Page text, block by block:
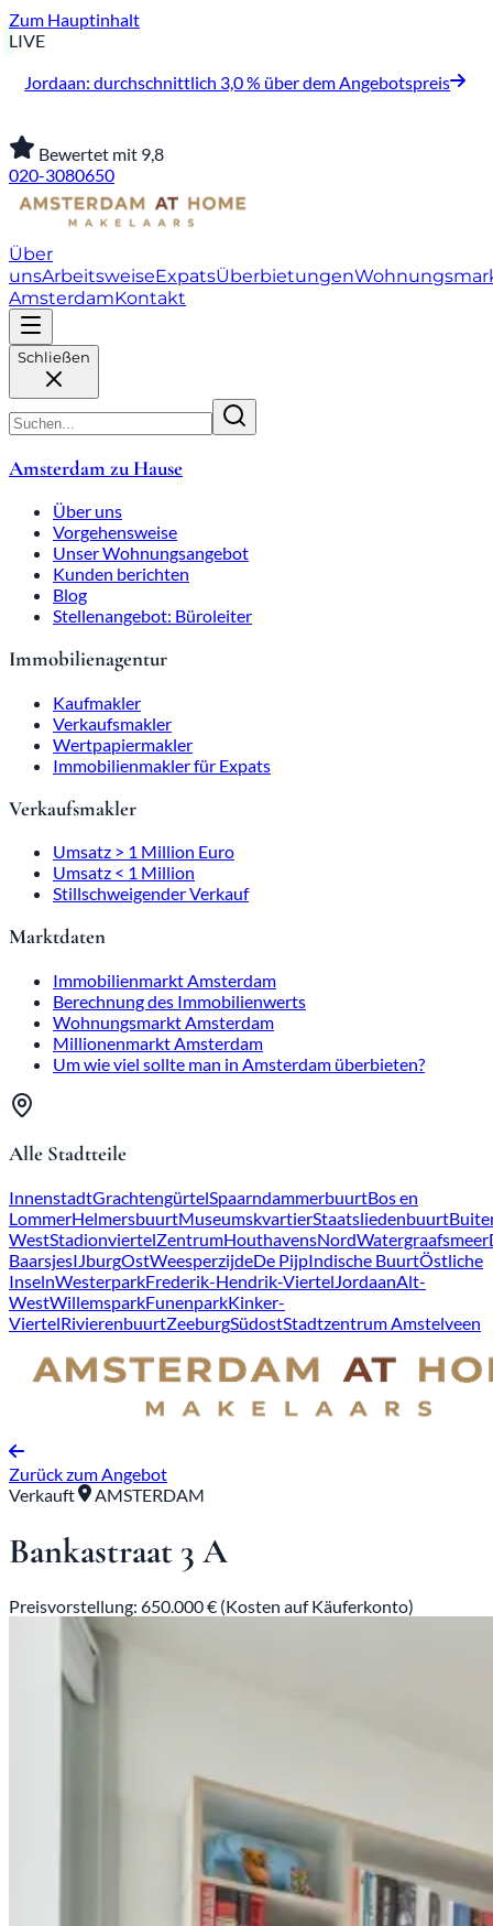
Zum Hauptinhalt
LIVE
Jordaan: durchschnittlich 3,0 % über dem Angebotspreis
Bewertet mit 9,8
020-3080650
Über
unsArbeitsweiseExpatsÜberbietungen
AmsterdamKontakt
Schließen
Amsterdam zu Hause
Über uns
Vorgehensweise
Unser Wohnungsangebot
Kunden berichten
Blog
Stellenangebot: Büroleiter
Immobilienagentur
Kaufmakler
Verkaufsmakler
Wertpapiermakler
Immobilienmakler für Expats
Verkaufsmakler
Umsatz > 1 Million Euro
Umsatz < 1 Million
Stillschweigender Verkauf
Marktdaten
Immobilienmarkt Amsterdam
Berechnung des Immobilienwerts
Wohnungsmarkt Amsterdam
Millionenmarkt Amsterdam
Um wie viel sollte man in Amsterdam überbieten?
Alle Stadtteile
InnenstadtGrachtengürtelSpaarndammerbuurtBos en
LommerHelmersbuurtMuseumskvartierStaatsliedenbuurt
WestStadionviertelZentrumHouthavensNordWatergraafsmeer
BaarsjesIJburgOstWeesperzijdeDe PijpIndische BuurtÖstliche
InselnWesterparkFrederik-Hendrik-ViertelJordaanAlt-
WestWillemsparkFunenparkKinker-
ViertelRivierenbuurtZeeburgSüdostStadtzentrum Amstelveen
Zurück zum Angebot
Verkauft
AMSTERDAM
Bankastraat 3 A
Preisvorstellung: 650.000 € (Kosten auf Käuferkonto)